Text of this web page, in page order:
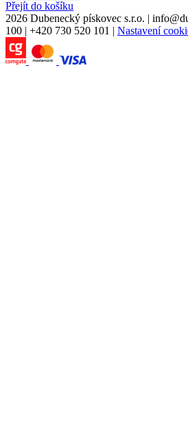
Přejít do košíku
2026 Dubenecký pískovec s.r.o. | info@
100 | +420 730 520 101 | Nastavení